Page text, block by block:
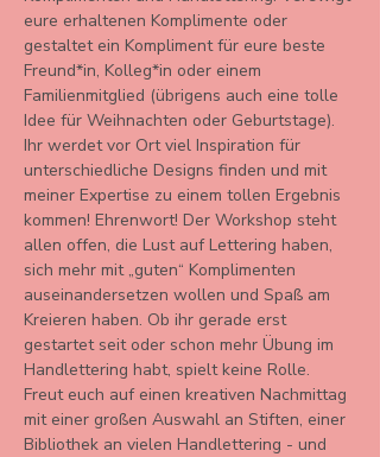
eure erhaltenen Komplimente oder
gestaltet ein Kompliment für eure beste
Freund*in, Kolleg*in oder einem
Familienmitglied (übrigens auch eine tolle
Idee für Weihnachten oder Geburtstage).
Ihr werdet vor Ort viel Inspiration für
unterschiedliche Designs finden und mit
meiner Expertise zu einem tollen Ergebnis
kommen! Ehrenwort! Der Workshop steht
allen offen, die Lust auf Lettering haben,
sich mehr mit „guten“ Komplimenten
auseinandersetzen wollen und Spaß am
Kreieren haben. Ob ihr gerade erst
gestartet seit oder schon mehr Übung im
Handlettering habt, spielt keine Rolle.
Freut euch auf einen kreativen Nachmittag
mit einer großen Auswahl an Stiften, einer
Bibliothek an vielen Handlettering - und